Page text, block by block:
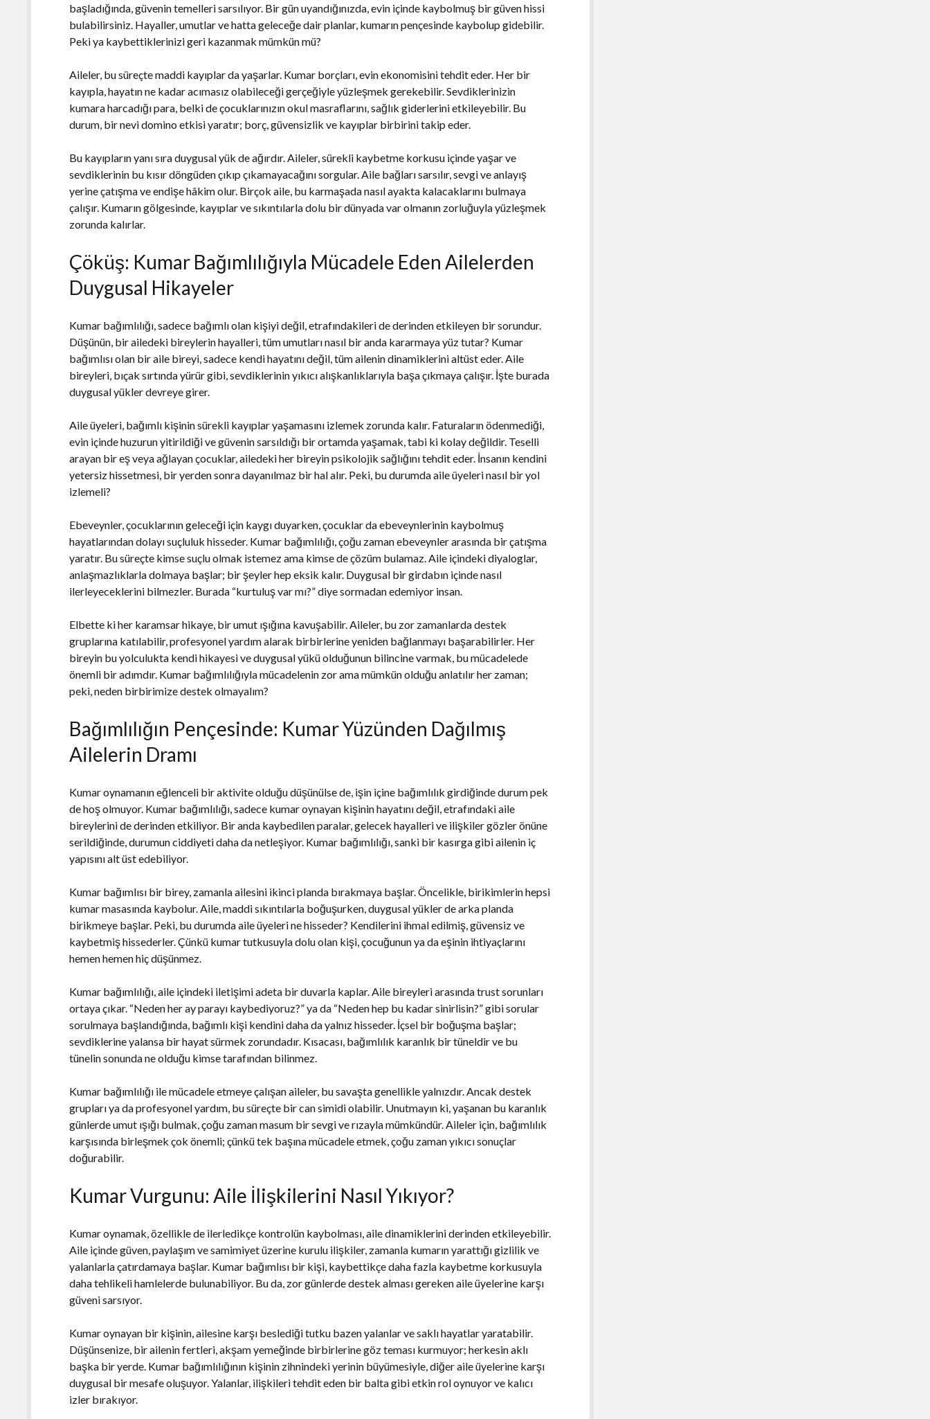
başladığında, güvenin temelleri sarsılıyor. Bir gün uyandığınızda, evin içinde kaybolmuş bir güven hissi
bulabilirsiniz. Hayaller, umutlar ve hatta geleceğe dair planlar, kumarın pençesinde kaybolup gidebilir.
Peki ya kaybettiklerinizi geri kazanmak mümkün mü?
Aileler, bu süreçte maddi kayıplar da yaşarlar. Kumar borçları, evin ekonomisini tehdit eder. Her bir
kayıpla, hayatın ne kadar acımasız olabileceği gerçeğiyle yüzleşmek gerekebilir. Sevdiklerinizin
kumara harcadığı para, belki de çocuklarınızın okul masraflarını, sağlık giderlerini etkileyebilir. Bu
durum, bir nevi domino etkisi yaratır; borç, güvensizlik ve kayıplar birbirini takip eder.
Bu kayıpların yanı sıra duygusal yük de ağırdır. Aileler, sürekli kaybetme korkusu içinde yaşar ve
sevdiklerinin bu kısır döngüden çıkıp çıkamayacağını sorgular. Aile bağları sarsılır, sevgi ve anlayış
yerine çatışma ve endişe hâkim olur. Birçok aile, bu karmaşada nasıl ayakta kalacaklarını bulmaya
çalışır. Kumarın gölgesinde, kayıplar ve sıkıntılarla dolu bir dünyada var olmanın zorluğuyla yüzleşmek
zorunda kalırlar.
Çöküş: Kumar Bağımlılığıyla Mücadele Eden Ailelerden
Duygusal Hikayeler
Kumar bağımlılığı, sadece bağımlı olan kişiyi değil, etrafındakileri de derinden etkileyen bir sorundur.
Düşünün, bir ailedeki bireylerin hayalleri, tüm umutları nasıl bir anda kararmaya yüz tutar? Kumar
bağımlısı olan bir aile bireyi, sadece kendi hayatını değil, tüm ailenin dinamiklerini altüst eder. Aile
bireyleri, bıçak sırtında yürür gibi, sevdiklerinin yıkıcı alışkanlıklarıyla başa çıkmaya çalışır. İşte burada
duygusal yükler devreye girer.
Aile üyeleri, bağımlı kişinin sürekli kayıplar yaşamasını izlemek zorunda kalır. Faturaların ödenmediği,
evin içinde huzurun yitirildiği ve güvenin sarsıldığı bir ortamda yaşamak, tabi ki kolay değildir. Teselli
arayan bir eş veya ağlayan çocuklar, ailedeki her bireyin psikolojik sağlığını tehdit eder. İnsanın kendini
yetersiz hissetmesi, bir yerden sonra dayanılmaz bir hal alır. Peki, bu durumda aile üyeleri nasıl bir yol
izlemeli?
Ebeveynler, çocuklarının geleceği için kaygı duyarken, çocuklar da ebeveynlerinin kaybolmuş
hayatlarından dolayı suçluluk hisseder. Kumar bağımlılığı, çoğu zaman ebeveynler arasında bir çatışma
yaratır. Bu süreçte kimse suçlu olmak istemez ama kimse de çözüm bulamaz. Aile içindeki diyaloglar,
anlaşmazlıklarla dolmaya başlar; bir şeyler hep eksik kalır. Duygusal bir girdabın içinde nasıl
ilerleyeceklerini bilmezler. Burada “kurtuluş var mı?” diye sormadan edemiyor insan.
Elbette ki her karamsar hikaye, bir umut ışığına kavuşabilir. Aileler, bu zor zamanlarda destek
gruplarına katılabilir, profesyonel yardım alarak birbirlerine yeniden bağlanmayı başarabilirler. Her
bireyin bu yolculukta kendi hikayesi ve duygusal yükü olduğunun bilincine varmak, bu mücadelede
önemli bir adımdır. Kumar bağımlılığıyla mücadelenin zor ama mümkün olduğu anlatılır her zaman;
peki, neden birbirimize destek olmayalım?
Bağımlılığın Pençesinde: Kumar Yüzünden Dağılmış
Ailelerin Dramı
Kumar oynamanın eğlenceli bir aktivite olduğu düşünülse de, işin içine bağımlılık girdiğinde durum pek
de hoş olmuyor. Kumar bağımlılığı, sadece kumar oynayan kişinin hayatını değil, etrafındaki aile
bireylerini de derinden etkiliyor. Bir anda kaybedilen paralar, gelecek hayalleri ve ilişkiler gözler önüne
serildiğinde, durumun ciddiyeti daha da netleşiyor. Kumar bağımlılığı, sanki bir kasırga gibi ailenin iç
yapısını alt üst edebiliyor.
Kumar bağımlısı bir birey, zamanla ailesini ikinci planda bırakmaya başlar. Öncelikle, birikimlerin hepsi
kumar masasında kaybolur. Aile, maddi sıkıntılarla boğuşurken, duygusal yükler de arka planda
birikmeye başlar. Peki, bu durumda aile üyeleri ne hisseder? Kendilerini ihmal edilmiş, güvensiz ve
kaybetmiş hissederler. Çünkü kumar tutkusuyla dolu olan kişi, çocuğunun ya da eşinin ihtiyaçlarını
hemen hemen hiç düşünmez.
Kumar bağımlılığı, aile içindeki iletişimi adeta bir duvarla kaplar. Aile bireyleri arasında trust sorunları
ortaya çıkar. “Neden her ay parayı kaybediyoruz?” ya da “Neden hep bu kadar sinirlisin?” gibi sorular
sorulmaya başlandığında, bağımlı kişi kendini daha da yalnız hisseder. İçsel bir boğuşma başlar;
sevdiklerine yalansa bir hayat sürmek zorundadır. Kısacası, bağımlılık karanlık bir tüneldir ve bu
tünelin sonunda ne olduğu kimse tarafından bilinmez.
Kumar bağımlılığı ile mücadele etmeye çalışan aileler, bu savaşta genellikle yalnızdır. Ancak destek
grupları ya da profesyonel yardım, bu süreçte bir can simidi olabilir. Unutmayın ki, yaşanan bu karanlık
günlerde umut ışığı bulmak, çoğu zaman masum bir sevgi ve rızayla mümkündür. Aileler için, bağımlılık
karşısında birleşmek çok önemli; çünkü tek başına mücadele etmek, çoğu zaman yıkıcı sonuçlar
doğurabilir.
Kumar Vurgunu: Aile İlişkilerini Nasıl Yıkıyor?
Kumar oynamak, özellikle de ilerledikçe kontrolün kaybolması, aile dinamiklerini derinden etkileyebilir.
Aile içinde güven, paylaşım ve samimiyet üzerine kurulu ilişkiler, zamanla kumarın yarattığı gizlilik ve
yalanlarla çatırdamaya başlar. Kumar bağımlısı bir kişi, kaybettikçe daha fazla kaybetme korkusuyla
daha tehlikeli hamlelerde bulunabiliyor. Bu da, zor günlerde destek alması gereken aile üyelerine karşı
güveni sarsıyor.
Kumar oynayan bir kişinin, ailesine karşı beslediği tutku bazen yalanlar ve saklı hayatlar yaratabilir.
Düşünsenize, bir ailenin fertleri, akşam yemeğinde birbirlerine göz teması kurmuyor; herkesin aklı
başka bir yerde. Kumar bağımlılığının kişinin zihnindeki yerinin büyümesiyle, diğer aile üyelerine karşı
duygusal bir mesafe oluşuyor. Yalanlar, ilişkileri tehdit eden bir balta gibi etkin rol oynuyor ve kalıcı
izler bırakıyor.